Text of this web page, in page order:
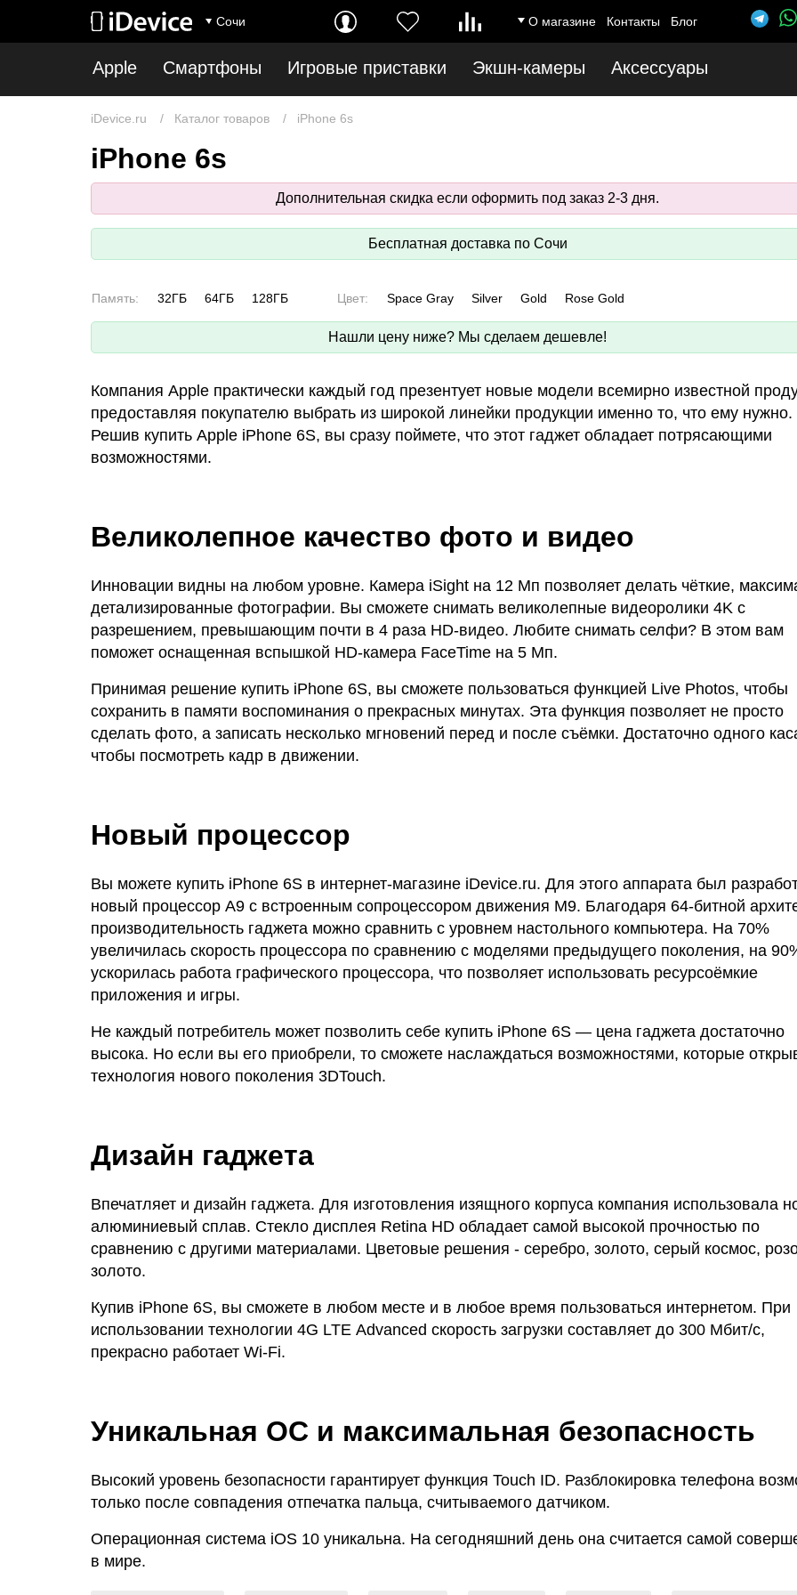
Сочи О магазине Контакты Блог
Apple Смартфоны Игровые приставки Экшн-камеры Аксессуары
iDevice.ru Каталог товаров iPhone 6s
iPhone 6s
Дополнительная скидка если оформить под заказ 2-3 дня.
Бесплатная доставка по Сочи
Память: 32ГБ 64ГБ 128ГБ Цвет: Space Gray Silver Gold Rose Gold
Нашли цену ниже? Мы сделаем дешевле!
Компания Apple практически каждый год презентует новые модели всемирно известной
предоставляя покупателю выбрать из широкой линейки продукции именно то, что ему нужно.
Решив купить Apple iPhone 6S, вы сразу поймете, что этот гаджет обладает потрясающими
возможностями.
Великолепное качество фото и видео
Инновации видны на любом уровне. Камера iSight на 12 Мп позволяет делать чёткие,
детализированные фотографии. Вы сможете снимать великолепные видеоролики 4K с
разрешением, превышающим почти в 4 раза HD‑видео. Любите снимать селфи? В этом вам
поможет оснащенная вспышкой HD‑камера FaceTime на 5 Мп.
Принимая решение купить iPhone 6S, вы сможете пользоваться функцией Live Photos, чтобы
сохранить в памяти воспоминания о прекрасных минутах. Эта функция позволяет не просто
сделать фото, а записать несколько мгновений перед и после съёмки. Достаточно одного
чтобы посмотреть кадр в движении.
Новый процессор
Вы можете купить iPhone 6S в интернет-магазине iDevice.ru. Для этого аппарата был
новый процессор A9 с встроенным сопроцессором движения M9. Благодаря 64-битной
производительность гаджета можно сравнить с уровнем настольного компьютера. На 70%
увеличилась скорость процессора по сравнению с моделями предыдущего поколения, на
ускорилась работа графического процессора, что позволяет использовать ресурсоёмкие
приложения и игры.
Не каждый потребитель может позволить себе купить iPhone 6S — цена гаджета достаточно
высока. Но если вы его приобрели, то сможете наслаждаться возможностями, которые
технология нового поколения 3DTouch.
Дизайн гаджета
Впечатляет и дизайн гаджета. Для изготовления изящного корпуса компания использовала
алюминиевый сплав. Стекло дисплея Retina HD обладает самой высокой прочностью по
сравнению с другими материалами. Цветовые решения - серебро, золото, серый космос,
золото.
Купив iPhone 6S, вы сможете в любом месте и в любое время пользоваться интернетом. При
использовании технологии 4G LTE Advanced скорость загрузки составляет до 300 Мбит/с,
прекрасно работает Wi-Fi.
Уникальная ОС и максимальная безопасность
Высокий уровень безопасности гарантирует функция Touch ID. Разблокировка телефона
только после совпадения отпечатка пальца, считываемого датчиком.
Операционная система iOS 10 уникальна. На сегодняшний день она считается самой
в мире.